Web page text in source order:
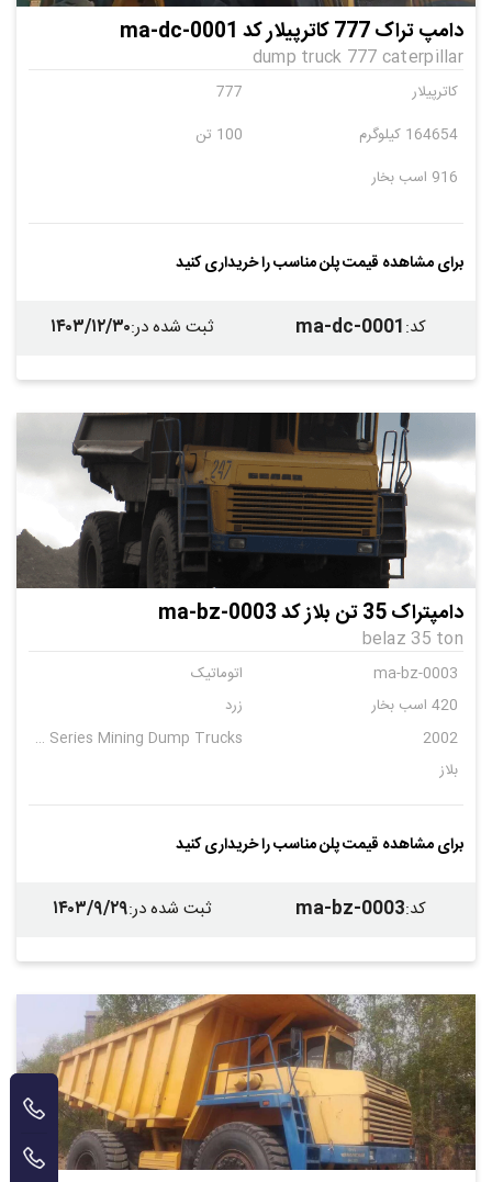
دامپ تراک 777 کاترپیلار کد ma-dc-0001
dump truck 777 caterpillar
کاترپیلار
777
164654 کیلوگرم
100 تن
916 اسب بخار
برای مشاهده قیمت پلن مناسب را خریداری کنید
کد:
ma-dc-0001 ثبت شده در:۱۴۰۳/۱۲/۳۰
دامپتراک 35 تن بلاز کد ma-bz-0003
belaz 35 ton
ma-bz-0003
اتوماتیک
420 اسب بخار
زرد
2002
BELAZ-7540 Series Mining Dump Trucks
بلاز
برای مشاهده قیمت پلن مناسب را خریداری کنید
کد:
ma-bz-0003 ثبت شده در:۱۴۰۳/۹/۲۹